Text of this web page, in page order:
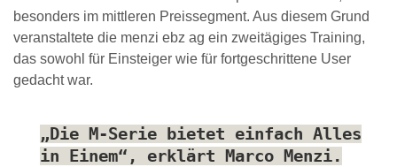
besonders im mittleren Preissegment. Aus diesem Grund
veranstaltete die menzi ebz ag ein zweitägiges Training,
das sowohl für Einsteiger wie für fortgeschrittene User
gedacht war.
„Die M-Serie bietet einfach Alles
in Einem“, erklärt Marco Menzi.